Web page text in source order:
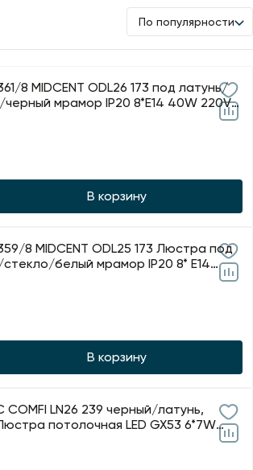
По популярности
8 MIDCENT ODL26 173 под латунь/
мрамор IP20 8*E14 40W 220V
В корзину
8 MIDCENT ODL25 173 Люстра под
белый мрамор IP20 8* E14
В корзину
COMFI LN26 239 черный/латунь,
потолочная LED GX53 6*7W